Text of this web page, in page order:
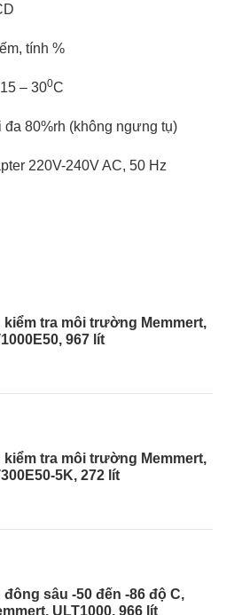
tính %
– 300C
80%rh (không ngưng tụ)
220V-240V AC, 50 Hz
kiểm tra môi trường Memmert,
967 lít
kiểm tra môi trường Memmert,
5K, 272 lít
đông sâu -50 đến -86 độ C,
ULT1000, 966 lít